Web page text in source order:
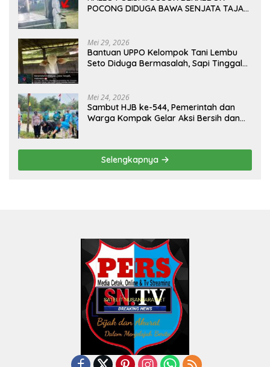
POCONG DIDUGA BAWA SENJATA TAJAM
Mei 29, 2026
Bantuan UPPO Kelompok Tani Lembu
Seto Diduga Bermasalah, Sapi Tinggal
Mei 24, 2026
Sambut HJB ke-544, Pemerintah dan
Warga Kompak Gelar Aksi Bersih dan
Selengkapnya